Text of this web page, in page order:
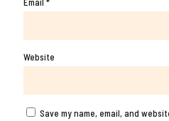
Website
Save my name, email, and